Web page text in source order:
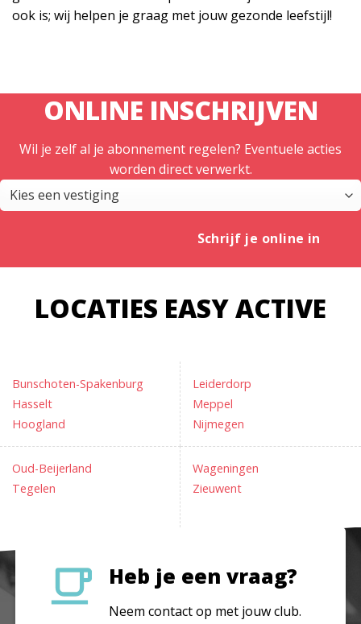
ook is; wij helpen je graag met jouw gezonde leefstijl!
ONLINE INSCHRIJVEN
Wil je zelf al je abonnement regelen? Eventuele acties
worden direct verwerkt.
Schrijf je online in
LOCATIES EASY ACTIVE
Bunschoten-Spakenburg
Hasselt
Hoogland
Leiderdorp
Meppel
Nijmegen
Oud-Beijerland
Tegelen
Wageningen
Zieuwent
Heb je een vraag?
Neem contact op met jouw club.